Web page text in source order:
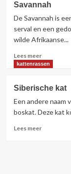
Savannah
De Savannah is
serval en een
wilde Afrikaanse...
Lees meerLees
meer
kattenrassen
Siberische kat
Een andere naam
boskat. Deze kat
Lees meerLees